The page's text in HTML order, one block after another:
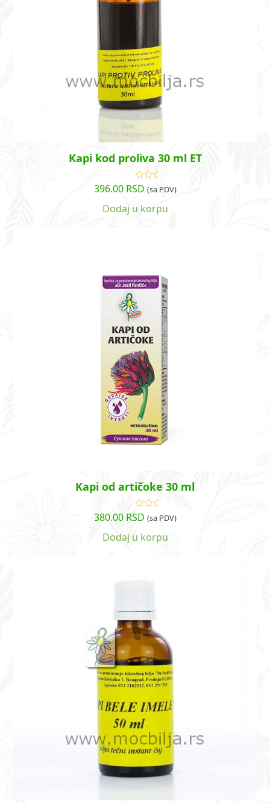
Kapi kod proliva 30 ml ET
Ocenjeno
sa5.00od
396.00 RSD (sa PDV)
Dodaj u korpu
Kapi od artičoke 30 ml
Ocenjeno
sa4.82od
380.00 RSD (sa PDV)
Dodaj u korpu